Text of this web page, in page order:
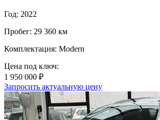
Год: 2022
Пробег: 29 360 км
Комплектация: Modern
Цена под ключ:
1 950 000 ₽
Запросить актуальную цену